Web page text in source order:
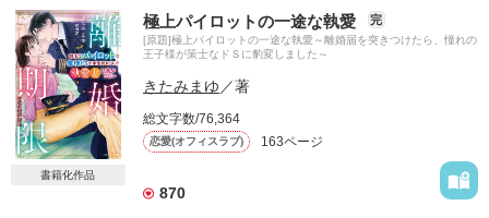
書籍化作品
極上パイロットの一途な執愛 完
[原題]極上パイロットの一途な執愛～離婚届を突きつけたら、憧れの
王子様が策士なドＳに豹変しました～
きたみまゆ／著
総文字数/76,364
恋愛(オフィスラブ) 163ページ
870